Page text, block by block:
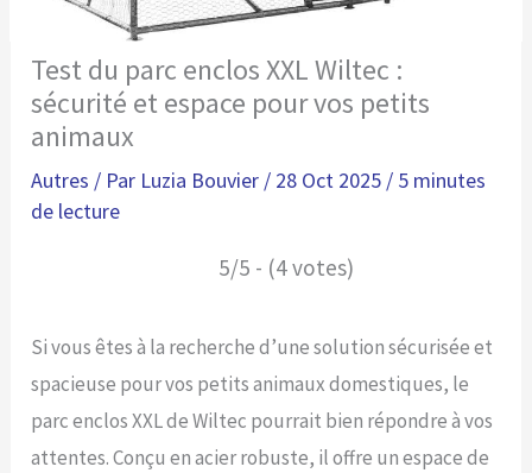
Test du parc enclos XXL Wiltec :
sécurité et espace pour vos petits
animaux
Autres / Par Luzia Bouvier / 28 Oct 2025 / 5 minutes
de lecture
5/5 - (4 votes)
Si vous êtes à la recherche d’une solution sécurisée et
spacieuse pour vos petits animaux domestiques, le
parc enclos XXL de Wiltec pourrait bien répondre à vos
attentes. Conçu en acier robuste, il offre un espace de